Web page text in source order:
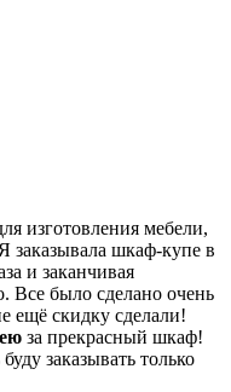
изготовления мебели,
заказывала шкаф-купе в
и заканчивая
Все было сделано очень
ещё скидку сделали!
за прекрасный шкаф!
заказывать только